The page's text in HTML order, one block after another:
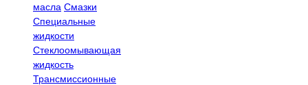
масла Смазки
Специальные
жидкости
Стеклоомывающая
жидкость
Трансмиссионные